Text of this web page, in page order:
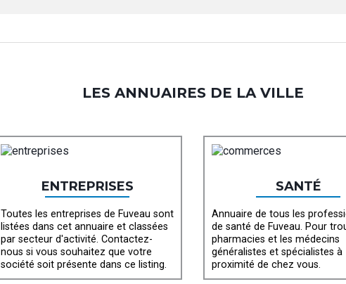
LES ANNUAIRES DE LA VILLE
ENTREPRISES
Toutes les entreprises de Fuveau sont
listées dans cet annuaire et classées
par secteur d'activité. Contactez-
nous si vous souhaitez que votre
société soit présente dans ce listing.
SANTÉ
Annuaire de tous les
de santé de Fuveau. Pour
pharmacies et les médecins
généralistes et spécialistes à
proximité de chez vous.